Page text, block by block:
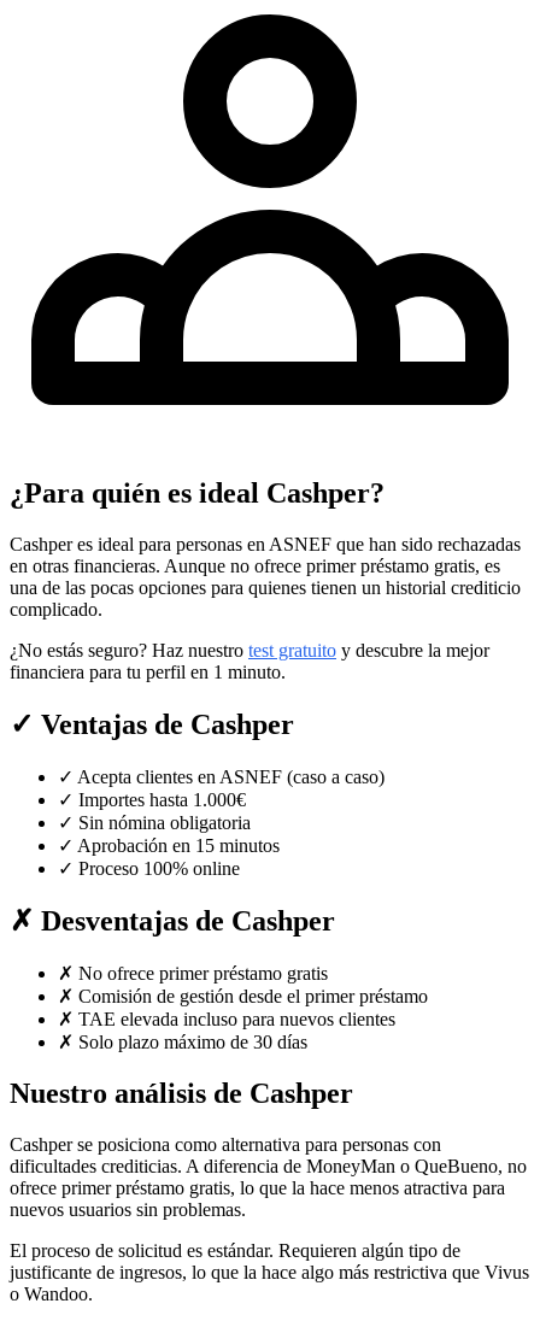
¿Para quién es ideal Cashper?
Cashper es ideal para personas en ASNEF que han sido rechazadas
en otras financieras. Aunque no ofrece primer préstamo gratis, es
una de las pocas opciones para quienes tienen un historial crediticio
complicado.
¿No estás seguro? Haz nuestro test gratuito y descubre la mejor
financiera para tu perfil en 1 minuto.
✓ Ventajas de Cashper
✓ Acepta clientes en ASNEF (caso a caso)
✓ Importes hasta 1.000€
✓ Sin nómina obligatoria
✓ Aprobación en 15 minutos
✓ Proceso 100% online
✗ Desventajas de Cashper
✗ No ofrece primer préstamo gratis
✗ Comisión de gestión desde el primer préstamo
✗ TAE elevada incluso para nuevos clientes
✗ Solo plazo máximo de 30 días
Nuestro análisis de Cashper
Cashper se posiciona como alternativa para personas con
dificultades crediticias. A diferencia de MoneyMan o QueBueno, no
ofrece primer préstamo gratis, lo que la hace menos atractiva para
nuevos usuarios sin problemas.
El proceso de solicitud es estándar. Requieren algún tipo de
justificante de ingresos, lo que la hace algo más restrictiva que Vivus
o Wandoo.